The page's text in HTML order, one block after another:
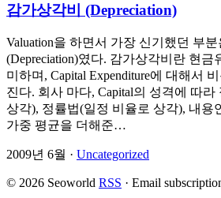
감가상각비 (Depreciation)
Valuation을 하면서 가장 신기했던 부분
(Depreciation)였다. 감가상각비란 현금
미하며, Capital Expenditure에 대해서
진다. 회사 마다, Capital의 성격에 따
상각), 정률법(일정 비율로 상각), 내용
가중 평균을 더해준…
2009년 6월 · Uncategorized
© 2026 Seoworld RSS · Email